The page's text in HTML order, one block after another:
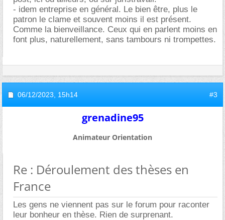
- idem entreprise en général. Le bien être, plus le
patron le clame et souvent moins il est présent.
Comme la bienveillance. Ceux qui en parlent moins en
font plus, naturellement, sans tambours ni trompettes.
06/12/2023, 15h14 #3
grenadine95
Animateur Orientation
Re : Déroulement des thèses en
France
Les gens ne viennent pas sur le forum pour raconter
leur bonheur en thèse. Rien de surprenant.